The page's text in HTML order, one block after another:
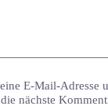
E-Mail-Adresse
nächste